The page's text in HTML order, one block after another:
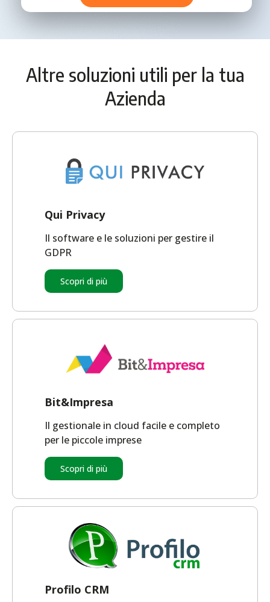
Altre soluzioni utili per la tua
Azienda
Qui Privacy
Il software e le soluzioni per gestire il
GDPR
Scopri di più
Bit&Impresa
Il gestionale in cloud facile e completo
per le piccole imprese
Scopri di più
Profilo CRM